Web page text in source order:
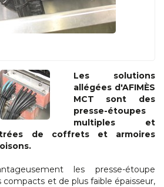
Les solutions
allégées d'AFIMÈS
MCT sont des
presse-étoupes
multiples et
de coffrets et armoires
les presse-étoupe
compacts et de plus faible épaisseur,